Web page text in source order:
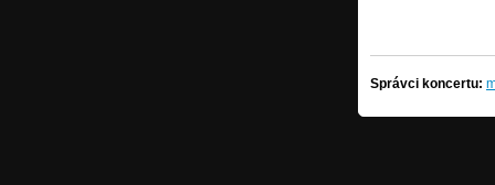
Správci koncertu: